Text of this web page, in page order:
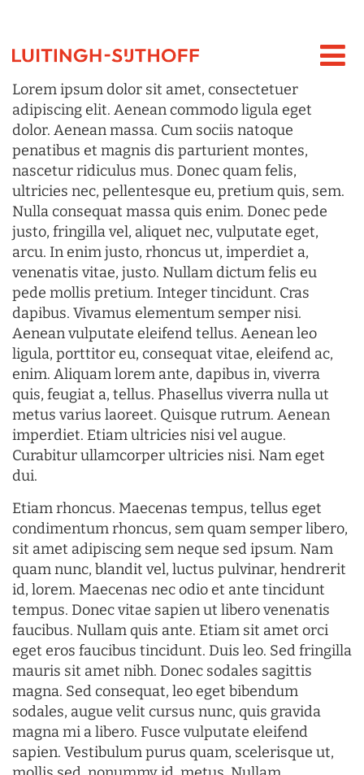
Lorem ipsum dolor sit amet, consectetuer
adipiscing elit. Aenean commodo ligula eget
dolor. Aenean massa. Cum sociis natoque
penatibus et magnis dis parturient montes,
nascetur ridiculus mus. Donec quam felis,
ultricies nec, pellentesque eu, pretium quis, sem.
Nulla consequat massa quis enim. Donec pede
justo, fringilla vel, aliquet nec, vulputate eget,
arcu. In enim justo, rhoncus ut, imperdiet a,
venenatis vitae, justo. Nullam dictum felis eu
pede mollis pretium. Integer tincidunt. Cras
dapibus. Vivamus elementum semper nisi.
Aenean vulputate eleifend tellus. Aenean leo
ligula, porttitor eu, consequat vitae, eleifend ac,
enim. Aliquam lorem ante, dapibus in, viverra
quis, feugiat a, tellus. Phasellus viverra nulla ut
metus varius laoreet. Quisque rutrum. Aenean
imperdiet. Etiam ultricies nisi vel augue.
Curabitur ullamcorper ultricies nisi. Nam eget
dui.
Etiam rhoncus. Maecenas tempus, tellus eget
condimentum rhoncus, sem quam semper libero,
sit amet adipiscing sem neque sed ipsum. Nam
quam nunc, blandit vel, luctus pulvinar, hendrerit
id, lorem. Maecenas nec odio et ante tincidunt
tempus. Donec vitae sapien ut libero venenatis
faucibus. Nullam quis ante. Etiam sit amet orci
eget eros faucibus tincidunt. Duis leo. Sed fringilla
mauris sit amet nibh. Donec sodales sagittis
magna. Sed consequat, leo eget bibendum
sodales, augue velit cursus nunc, quis gravida
magna mi a libero. Fusce vulputate eleifend
sapien. Vestibulum purus quam, scelerisque ut,